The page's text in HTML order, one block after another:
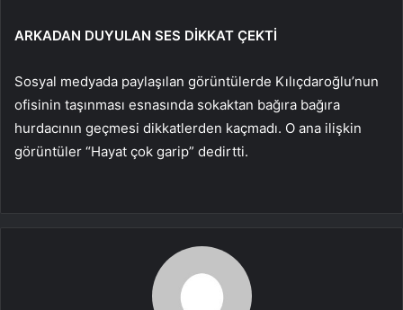
ARKADAN DUYULAN SES DİKKAT ÇEKTİ
Sosyal medyada paylaşılan görüntülerde Kılıçdaroğlu’nun
ofisinin taşınması esnasında sokaktan bağıra bağıra
hurdacının geçmesi dikkatlerden kaçmadı. O ana ilişkin
görüntüler “Hayat çok garip” dedirtti.